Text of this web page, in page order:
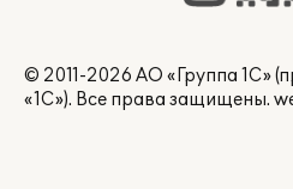
© 2011-2026 АО «Группа 1С»
«1С»). Все права защищены.